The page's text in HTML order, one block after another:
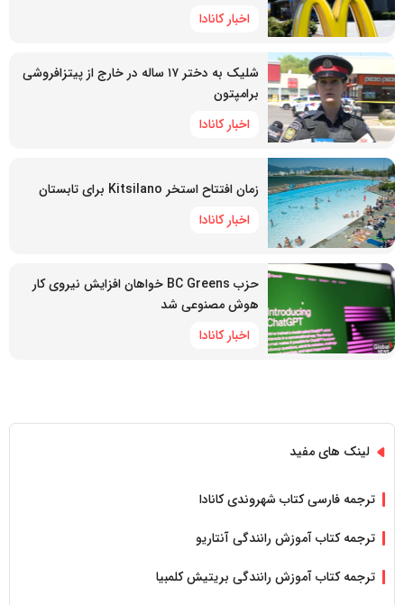
اخبار کانادا
شلیک به دختر ۱۷ ساله در خارج از پیتزافروشی
برامپتون
اخبار کانادا
زمان افتتاح استخر Kitsilano برای تابستان
اخبار کانادا
حزب BC Greens خواهان افزایش نیروی کار
هوش مصنوعی شد
اخبار کانادا
لینک های مفید
ترجمه فارسی کتاب شهروندی کانادا
ترجمه کتاب آموزش رانندگی آنتاریو
ترجمه کتاب آموزش رانندگی بریتیش کلمبیا